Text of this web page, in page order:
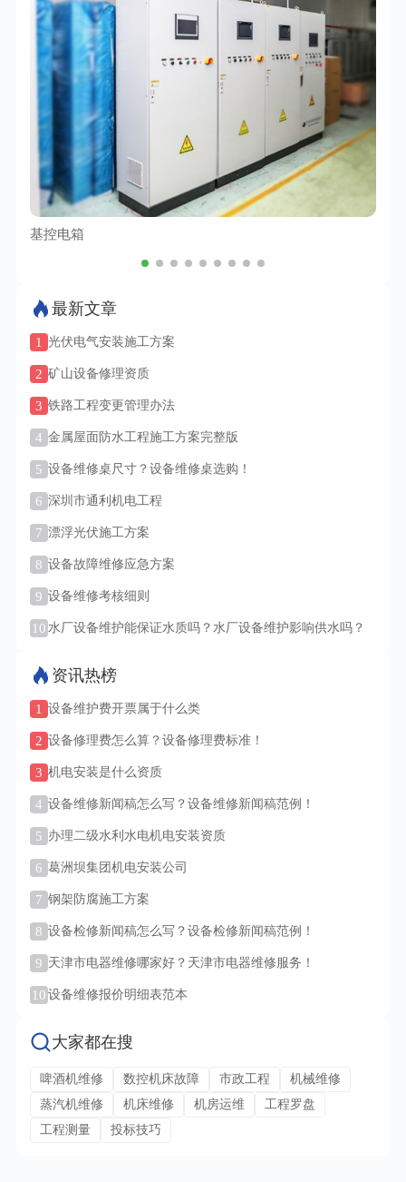
基控电箱
最新文章
1 光伏电气安装施工方案
2 矿山设备修理资质
3 铁路工程变更管理办法
4 金属屋面防水工程施工方案完整版
5 设备维修桌尺寸？设备维修桌选购！
6 深圳市通利机电工程
7 漂浮光伏施工方案
8 设备故障维修应急方案
9 设备维修考核细则
10 水厂设备维护能保证水质吗？水厂设备维护影响供水吗？
资讯热榜
1 设备维护费开票属于什么类
2 设备修理费怎么算？设备修理费标准！
3 机电安装是什么资质
4 设备维修新闻稿怎么写？设备维修新闻稿范例！
5 办理二级水利水电机电安装资质
6 葛洲坝集团机电安装公司
7 钢架防腐施工方案
8 设备检修新闻稿怎么写？设备检修新闻稿范例！
9 天津市电器维修哪家好？天津市电器维修服务！
10 设备维修报价明细表范本
大家都在搜
啤酒机维修 数控机床故障 市政工程
机械维修
蒸汽机维修
机床维修 机房运维
工程罗盘
工程测量
投标技巧